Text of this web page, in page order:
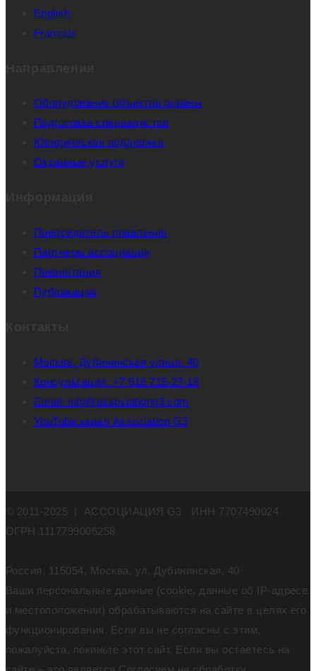
English
Français
Оборудование объектов охраны
Подготовка специалистов
Юридическая поддержка
Охранные услуги
Председатель правления
Партнеры ассоциации
Презентация
Публикации
Москва, Дубининская улица, 40
Консультация: +7 916 715-27-18
Email: info@associationg3.com
YouTube канал Association G3
© 2011-2025 | АССОЦИАЦИЯ G3 ИНН 7707490024
ОГРН 1117799006258
Россия, 115054, Москва, ул. Дубининская, 40
Ваши персональные данные (cookie, данные об IP-адресе
и местоположении) обрабатываются на сайте в целях его
функционирования. Если вы не согласны с этим,
пожалуйста, покиньте этот сайт. Если вы остаетесь на